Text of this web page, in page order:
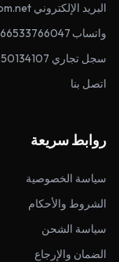
البريد الإلكتروني Support@sooom.net
واتساب 966533766047
سجل تجاري 2050134107
اتصل بنا
روابط سريعة
سياسة الخصوصية
الشروط والأحكام
سياسة الشحن
الضمان والإرجاع